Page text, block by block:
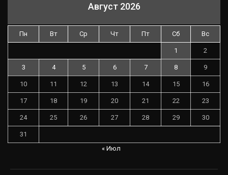
Август 2026
Пн Вт Ср Чт Пт Сб Вс
1 2
3 4 5 6 7 8 9
10 11 12 13 14 15 16
17 18 19 20 21 22 23
24 25 26 27 28 29 30
31
« Июл